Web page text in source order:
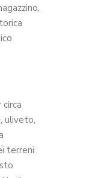
uliveto,
terreni